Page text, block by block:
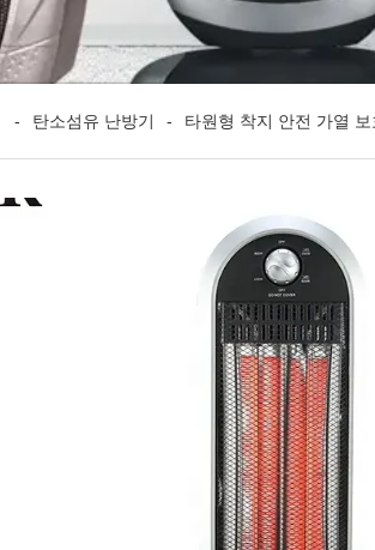
- 탄소섬유 난방기 - 타원형 착지 안전 가열